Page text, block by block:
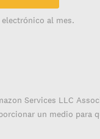
al mes.
Services LLC
un medio para